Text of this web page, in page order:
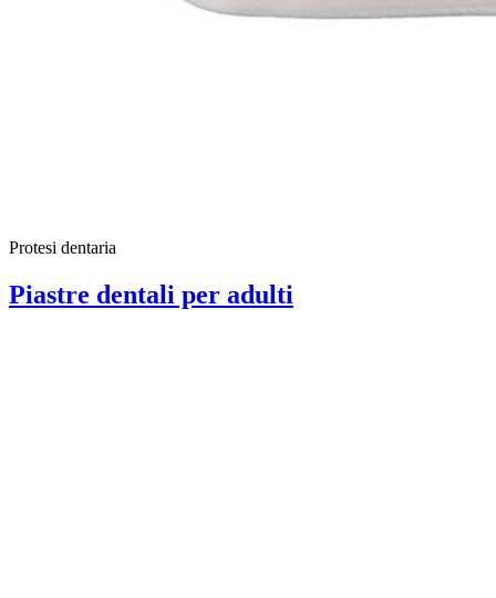
Protesi dentaria
Piastre dentali per adulti